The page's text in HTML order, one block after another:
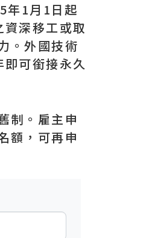
年1月1日起
深移工或取
。外國技術
可銜接永久
制。雇主申
額，可再申